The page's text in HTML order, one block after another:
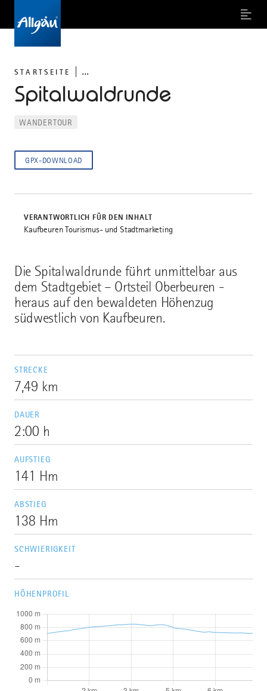
Menu
STARTSEITE ...
Spitalwaldrunde
Die Spitalwaldrunde führt unmittelbar aus
dem Stadtgebiet – Ortsteil Oberbeuren -
heraus auf den bewaldeten Höhenzug
südwestlich von Kaufbeuren.
STRECKE
7,49 km
DAUER
2:00 h
AUFSTIEG
141 Hm
ABSTIEG
138 Hm
SCHWIERIGKEIT
-
HÖHENPROFIL
WANDERTOUR
GPX-DOWNLOAD
VERANTWORTLICH FÜR DEN INHALT
Kaufbeuren Tourismus- und Stadtmarketing